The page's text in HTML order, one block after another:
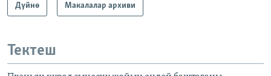
Дүйнө Макалалар архиви
Тектеш